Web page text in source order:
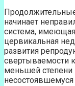
начинает
система,
цервикальная
развития
свертываемости
меньшей степени